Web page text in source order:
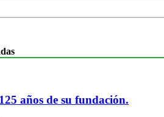
años de su fundación.